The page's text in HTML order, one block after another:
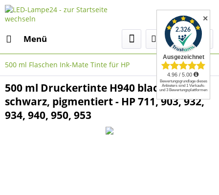
Menü
500 ml Flaschen Ink-Mate Tinte für HP
500 ml Druckertinte H940 black,
schwarz, pigmentiert - HP 711, 903, 932,
934, 940, 950, 953
✕